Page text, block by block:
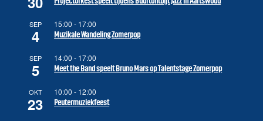
SEP
4
15:00 - 17:00
Muzikale Wandeling Zomerpop
SEP
5
14:00 - 17:00
Meet the Band speelt Bruno Mars op Talentstage Zomerpop
OKT
23
10:00 - 12:00
Peutermuziekfeest